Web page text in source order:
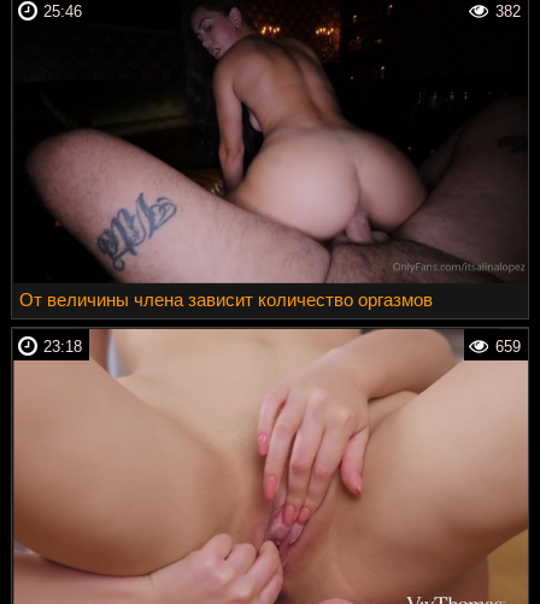
382
25:46
От величины члена зависит количество оргазмов
659
23:18